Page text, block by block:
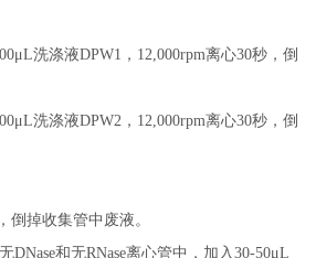
00μL洗涤液DPW1 ， 12,000rpm离心30秒，倒
00μL洗涤液DPW2 ， 12,000rpm离心30秒，倒
倒掉收集管中废液。
无DNase和无RNase离心管中 ，加入30-50μL